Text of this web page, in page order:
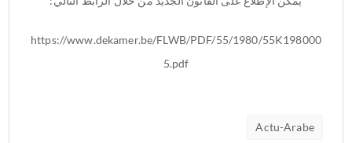
https://www.dekamer.be/FLWB/PDF/55/1980/55K198000
5.pdf
Actu-Arabe